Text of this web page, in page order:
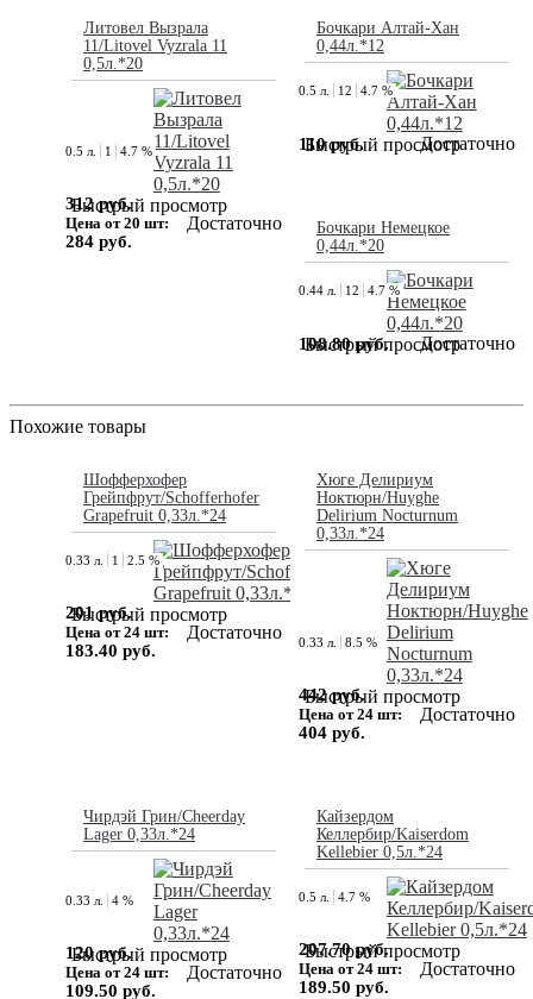
Литовел Вызрала
11/Litovel Vyzrala 11
0,5л.*20
Быстрый просмотр
0.5 л. 1 4.7 %
312 руб.
Цена от 20 шт:
284 руб.
Достаточно
Бочкари Алтай-Хан
0,44л.*12
Быстрый просмотр
0.5 л. 12 4.7 %
110 руб. Достаточно
Бочкари Немецкое
0,44л.*20
Быстрый просмотр
0.44 л. 12 4.7 %
108.80 руб. Достаточно
Похожие товары
Шофферхофер
Грейпфрут/Schofferhofer
Grapefruit 0,33л.*24
Быстрый просмотр
0.33 л. 1 2.5 %
201 руб.
Цена от 24 шт:
183.40 руб.
Достаточно
Хюге Делириум
Ноктюрн/Huyghe
Delirium Nocturnum
0,33л.*24
Быстрый просмотр
0.33 л. 8.5 %
442 руб.
Цена от 24 шт:
404 руб.
Достаточно
Чирдэй Грин/Cheerday
Lager 0,33л.*24
Быстрый просмотр
0.33 л. 4 %
120 руб.
Цена от 24 шт:
109.50 руб.
Достаточно
Кайзердом
Келлербир/Kaiserdom
Kellebier 0,5л.*24
Быстрый просмотр
0.5 л. 4.7 %
207.70 руб.
Цена от 24 шт:
189.50 руб.
Достаточно